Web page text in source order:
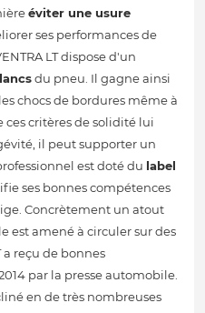
éviter une usure
ses performances de
LT dispose d'un
du pneu. Il gagne ainsi
chocs de bordures même à
ces critères de solidité lui
il peut supporter un
est doté du label
ses bonnes compétences
Concrètement un atout
est amené à circuler sur des
a reçu de bonnes
par la presse automobile.
en de très nombreuses